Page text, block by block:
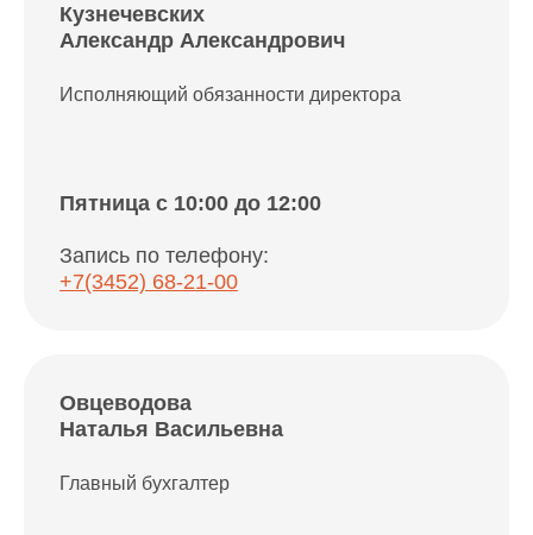
Кузнечевских
Александр Александрович
Исполняющий обязанности директора
Пятница c 10:00 до 12:00
Запись по телефону:
+7(3452) 68-21-00
Овцеводова
Наталья Васильевна
Главный бухгалтер